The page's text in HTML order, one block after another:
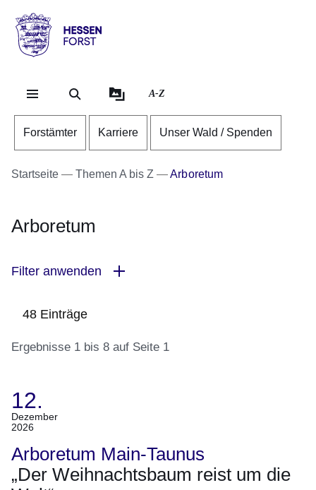
Hessen
Forst
A-Z
Forstämter Karriere Unser Wald / Spenden
Startseite Themen A bis Z Arboretum
Arboretum
Filter anwenden
48 Einträge
Ergebnisse 1 bis 8 auf Seite 1
:48
Ergebnisse:Ergebnisse
1
bis
auf
12.
Dezember
2026
(Termin:
12.
Dezember
Arboretum Main-Taunus
„Der Weihnachtsbaum reist um die